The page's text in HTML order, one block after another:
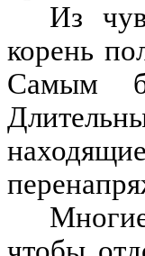
Из
корень
Самым